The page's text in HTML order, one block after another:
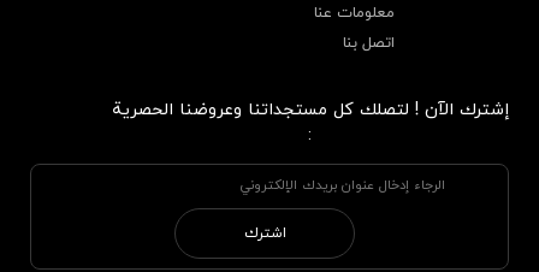
معلومات عنا
اتصل بنا
إشترك الآن ! لتصلك كل مستجداتنا وعروضنا الحصرية
:
اشترك